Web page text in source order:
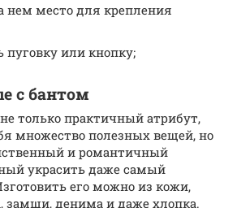
нем место для крепления
пуговку или кнопку;
с бантом
только практичный атрибут,
множество полезных вещей, но
и романтичный
украсить даже самый
его можно из кожи,
замши, денима и даже хлопка.